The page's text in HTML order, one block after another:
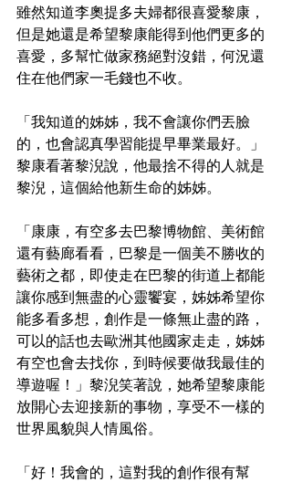
雖然知道李奧提多夫婦都很喜愛黎康，
但是她還是希望黎康能得到他們更多的
喜愛，多幫忙做家務絕對沒錯，何況還
住在他們家一毛錢也不收。
「我知道的姊姊，我不會讓你們丟臉
的，也會認真學習能提早畢業最好。」
黎康看著黎淣說，他最捨不得的人就是
黎淣，這個給他新生命的姊姊。
「康康，有空多去巴黎博物館、美術館
還有藝廊看看，巴黎是一個美不勝收的
藝術之都，即使走在巴黎的街道上都能
讓你感到無盡的心靈饗宴，姊姊希望你
能多看多想，創作是一條無止盡的路，
可以的話也去歐洲其他國家走走，姊姊
有空也會去找你，到時候要做我最佳的
導遊喔！」黎淣笑著說，她希望黎康能
放開心去迎接新的事物，享受不一樣的
世界風貌與人情風俗。
「好！我會的，這對我的創作很有幫